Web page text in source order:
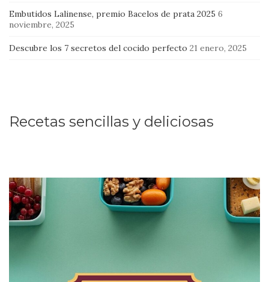
Embutidos Lalinense, premio Bacelos de prata 2025 6
noviembre, 2025
Descubre los 7 secretos del cocido perfecto 21 enero, 2025
Recetas sencillas y deliciosas